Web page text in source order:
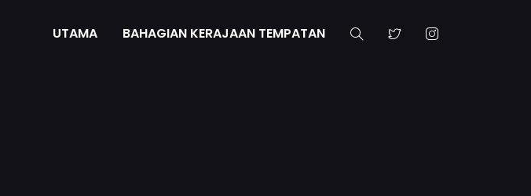
UTAMA BAHAGIAN KERAJAAN TEMPATAN